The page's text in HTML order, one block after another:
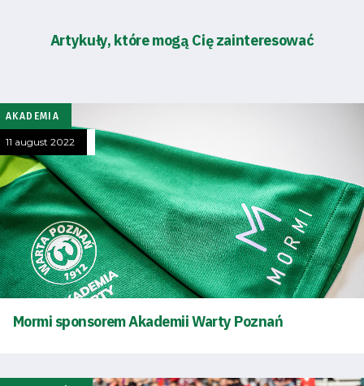
Artykuły, które mogą Cię zainteresować
AKADEMIA
11 august 2022
Mormi sponsorem Akademii Warty Poznań